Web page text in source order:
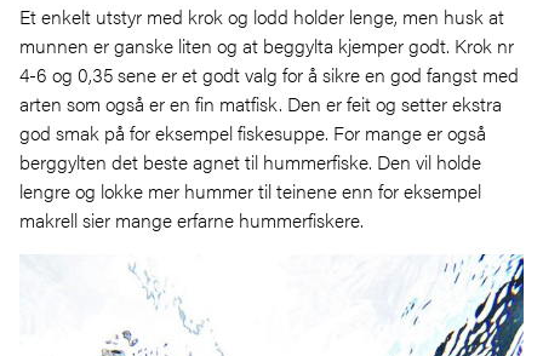
Et enkelt utstyr med krok og lodd holder lenge, men husk at
munnen er ganske liten og at beggylta kjemper godt. Krok nr
4-6 og 0,35 sene er et godt valg for å sikre en god fangst med
arten som også er en fin matfisk. Den er feit og setter ekstra
god smak på for eksempel fiskesuppe. For mange er også
berggylten det beste agnet til hummerfiske. Den vil holde
lengre og lokke mer hummer til teinene enn for eksempel
makrell sier mange erfarne hummerfiskere.